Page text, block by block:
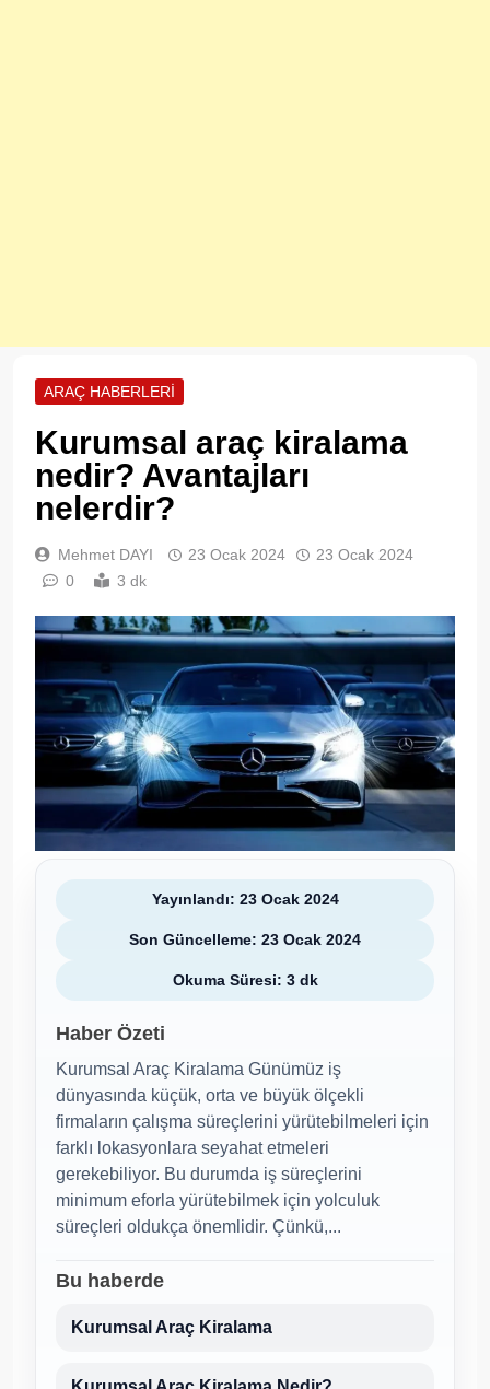
ARAÇ HABERLERI
Kurumsal araç kiralama
nedir? Avantajları
nelerdir?
Mehmet DAYI 23 Ocak 2024
23 Ocak 2024
0
3 dk
Yayınlandı: 23 Ocak 2024
Son Güncelleme: 23 Ocak 2024
Okuma Süresi: 3 dk
Haber Özeti
Kurumsal Araç Kiralama Günümüz iş
dünyasında küçük, orta ve büyük ölçekli
firmaların çalışma süreçlerini yürütebilmeleri için
farklı lokasyonlara seyahat etmeleri
gerekebiliyor. Bu durumda iş süreçlerini
minimum eforla yürütebilmek için yolculuk
süreçleri oldukça önemlidir. Çünkü,...
Bu haberde
Kurumsal Araç Kiralama